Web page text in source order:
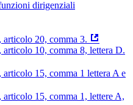
dirigenziali
20, comma 3.
10, comma 8, lettera D.
15, comma 1 lettera A e
15, comma 1, lettere A,